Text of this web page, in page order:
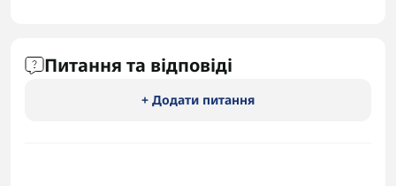
Питання та відповіді
+ Додати питання